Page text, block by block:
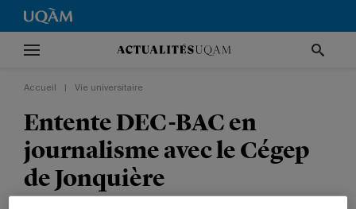
Accueil Vie universitaire
Entente DEC-BAC en
journalisme avec le Cégep
de Jonquière